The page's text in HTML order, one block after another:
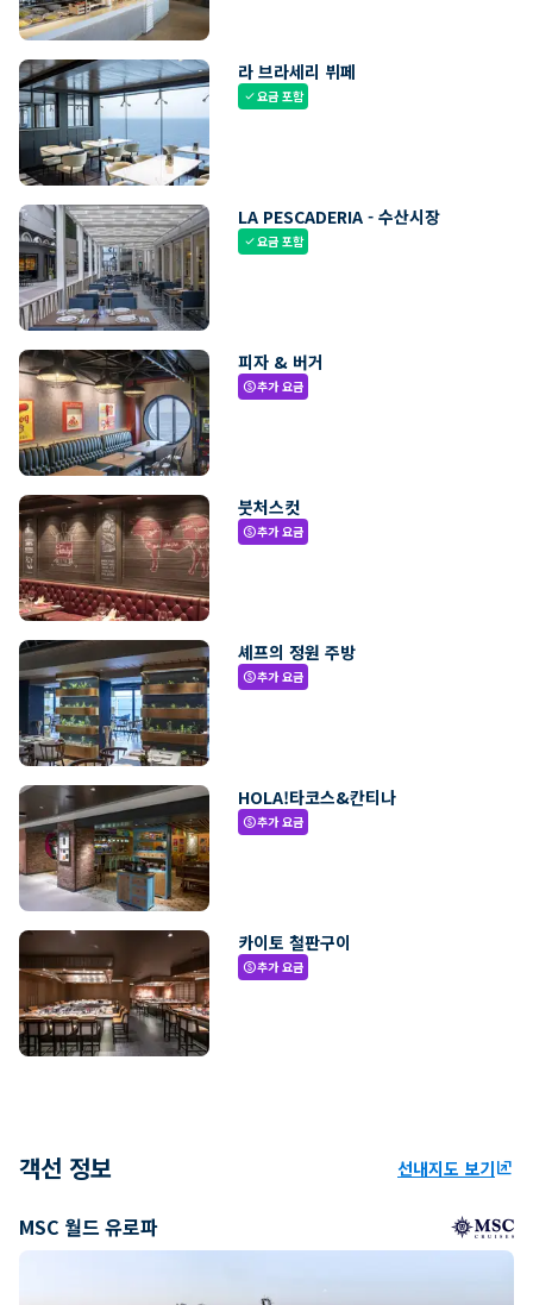
라 브라세리 뷔페
check요금 포함
LA PESCADERIA - 수산시장
check요금 포함
피자 & 버거
paid추가 요금
붓처스컷
paid추가 요금
셰프의 정원 주방
paid추가 요금
HOLA!타코스&칸티나
paid추가 요금
카이토 철판구이
paid추가 요금
객선 정보 선내지도 보기ungroup
MSC 월드 유로파